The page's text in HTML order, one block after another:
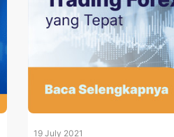
19 July 2021